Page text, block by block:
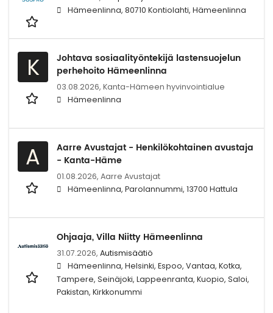
Hämeenlinna, 80710 Kontiolahti, Hämeenlinna
K
Johtava sosiaalityöntekijä lastensuojelun
perhehoito Hämeenlinna
03.08.2026, Kanta-Hämeen hyvinvointialue
Hämeenlinna
A
Aarre Avustajat - Henkilökohtainen avustaja
- Kanta-Häme
01.08.2026, Aarre Avustajat
Hämeenlinna, Parolannummi, 13700 Hattula
Ohjaaja, Villa Niitty Hämeenlinna
31.07.2026, Autismisäätiö
Hämeenlinna, Helsinki, Espoo, Vantaa, Kotka,
Tampere, Seinäjoki, Lappeenranta, Kuopio, Saloi,
Pakistan, Kirkkonummi